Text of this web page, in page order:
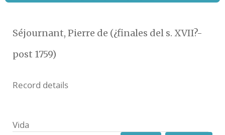
Séjournant, Pierre de (¿finales del s. XVII?-
post 1759)
Record details
Vida